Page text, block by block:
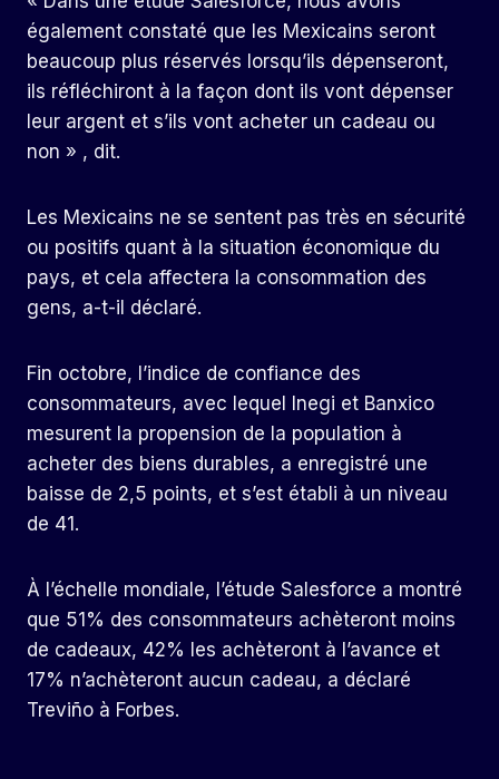
également constaté que les Mexicains seront
beaucoup plus réservés lorsqu’ils dépenseront,
ils réfléchiront à la façon dont ils vont dépenser
leur argent et s’ils vont acheter un cadeau ou
non » , dit.
Les Mexicains ne se sentent pas très en sécurité
ou positifs quant à la situation économique du
pays, et cela affectera la consommation des
gens, a-t-il déclaré.
Fin octobre, l’indice de confiance des
consommateurs, avec lequel Inegi et Banxico
mesurent la propension de la population à
acheter des biens durables, a enregistré une
baisse de 2,5 points, et s’est établi à un niveau
de 41.
À l’échelle mondiale, l’étude Salesforce a montré
que 51% des consommateurs achèteront moins
de cadeaux, 42% les achèteront à l’avance et
17% n’achèteront aucun cadeau, a déclaré
Treviño à Forbes.